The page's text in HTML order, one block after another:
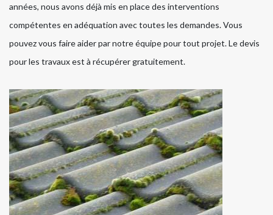
années, nous avons déjà mis en place des interventions
compétentes en adéquation avec toutes les demandes. Vous
pouvez vous faire aider par notre équipe pour tout projet. Le devis
pour les travaux est à récupérer gratuitement.